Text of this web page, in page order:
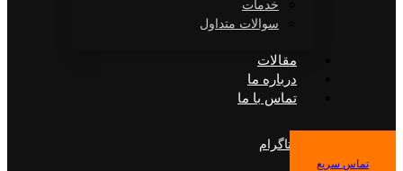
خدمات
سوالات متداول
مقالات
درباره ما
تماس با ما
اینستاگرام
تماس سریع